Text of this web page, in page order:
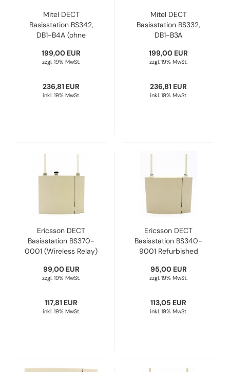
Mitel DECT
Basisstation BS342,
DB1-B4A (ohne
80E00015AAA-A
Refurbished
199,00 EUR
zzgl. 19% MwSt.
236,81 EUR
inkl. 19% MwSt.
Mitel DECT
Basisstation BS332,
DB1-B3A
Refurbished
199,00 EUR
zzgl. 19% MwSt.
236,81 EUR
inkl. 19% MwSt.
Ericsson DECT
Basisstation BS370-
0001 (Wireless Relay)
99,00 EUR
zzgl. 19% MwSt.
117,81 EUR
inkl. 19% MwSt.
Ericsson DECT
Basisstation BS340-
9001 Refurbished
95,00 EUR
zzgl. 19% MwSt.
113,05 EUR
inkl. 19% MwSt.